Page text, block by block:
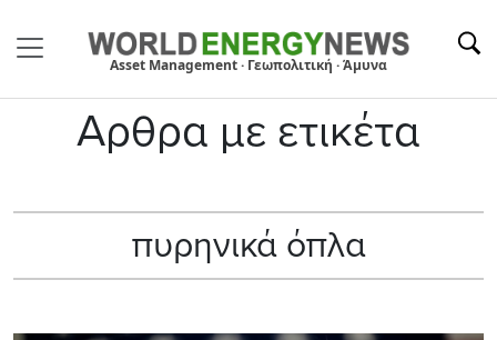
Asset Management · Γεωπολιτική · Άμυνα
Αρθρα με ετικέτα
πυρηνικά όπλα